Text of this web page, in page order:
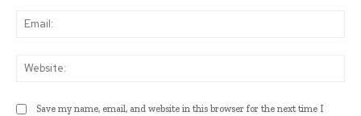
Save my name, email, and website in this browser for the next time I